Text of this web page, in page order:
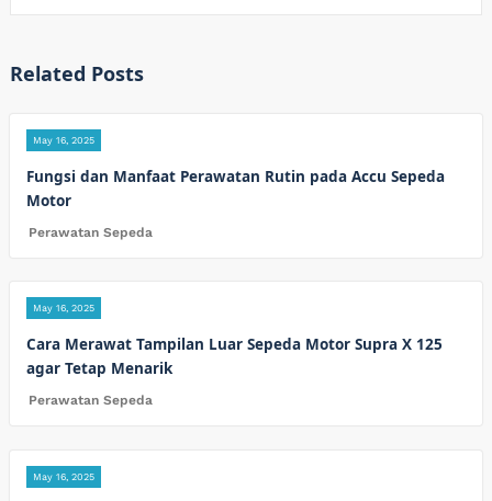
Related Posts
May 16, 2025
Fungsi dan Manfaat Perawatan Rutin pada Accu Sepeda
Motor
Perawatan Sepeda
May 16, 2025
Cara Merawat Tampilan Luar Sepeda Motor Supra X 125
agar Tetap Menarik
Perawatan Sepeda
May 16, 2025